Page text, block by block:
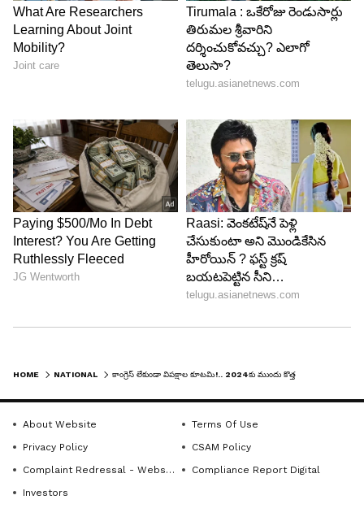
HOME NATIONAL
About Website
Terms Of Use
Privacy Policy
CSAM Policy
Complaint Redressal - Website
Compliance Report Digital
Investors